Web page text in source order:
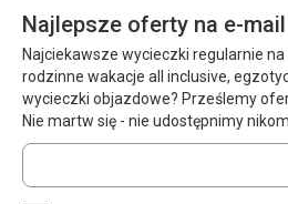
Najlepsze oferty na e-mail
Najciekawsze wycieczki regularnie
rodzinne wakacje all inclusive,
wycieczki objazdowe? Prześlemy
Nie martw się - nie udostępnimy
Wprowadź
swój